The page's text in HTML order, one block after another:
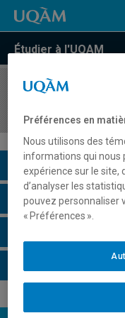
Étudier à l'UQAM
COURS//
Description du cours
Horaire - Été 2026
Préférences en
Nous utilisons des
informations qui nous
expérience sur le site,
d’analyser les
pouvez personnaliser
« Préférences ».